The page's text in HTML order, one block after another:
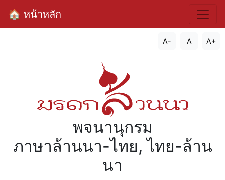
🏠 หน้าหลัก
A- A A+
พจนานุกรม
ภาษาล้านนา-ไทย, ไทย-ล้าน
นา